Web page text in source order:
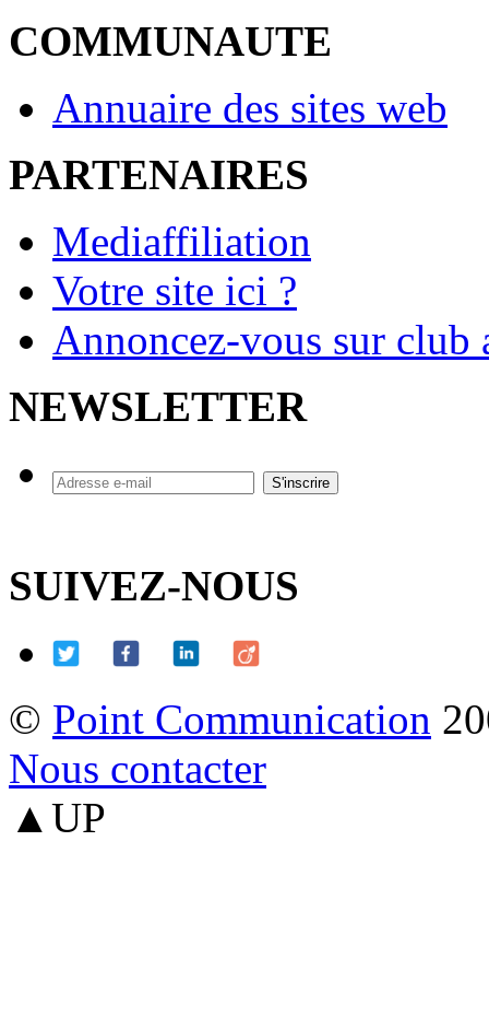
COMMUNAUTE
Annuaire des sites web
PARTENAIRES
Mediaffiliation
Votre site ici ?
Annoncez-vous sur
NEWSLETTER
SUIVEZ-NOUS
© Point Communication
Nous contacter
▲UP